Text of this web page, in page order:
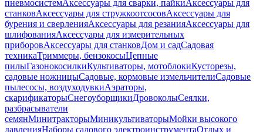
пневмосистемАксессуары для сварки, пайкиАксессуары для
станковАксессуары для стружкоотсосовАксессуары для
бурения и сверленияАксессуары для резанияАксессуары для
шлифованияАксессуары для измерительных
приборовАксессуары для станковДом и садСадовая
техникаТриммеры, бензокосыЦепные
пилыГазонокосилкиКультиваторы, мотоблокиКусторезы,
садовые ножницыСадовые, кормовые измельчителиСадовые
пылесосы, воздуходувкиАэраторы,
скарификаторыСнегоуборщикиДровоколыСеялки,
разбрасыватели
семянМинитракторыМиникультиваторыМойки высокого
давленияНаборы садового электроинструментаОтдых и